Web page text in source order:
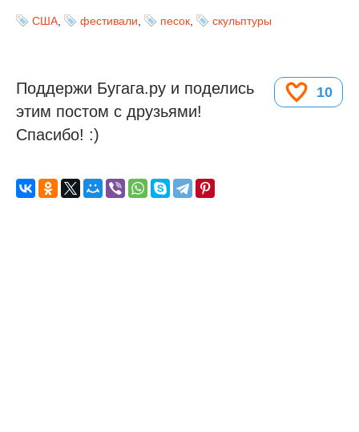
США фестивали песок скульптуры
10
Поддержи Бугага.ру и поделись
этим постом с друзьями!
Спасибо! :)